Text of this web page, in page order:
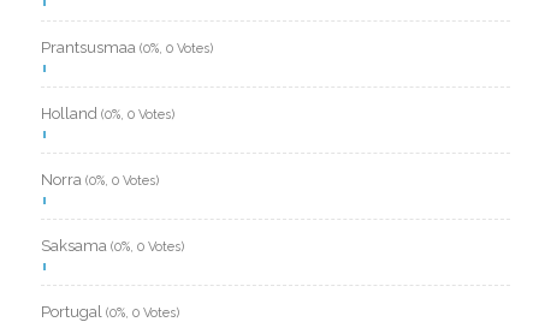
Prantsusmaa (0%, 0 Votes)
Holland (0%, 0 Votes)
Norra (0%, 0 Votes)
Saksama (0%, 0 Votes)
Portugal (0%, 0 Votes)